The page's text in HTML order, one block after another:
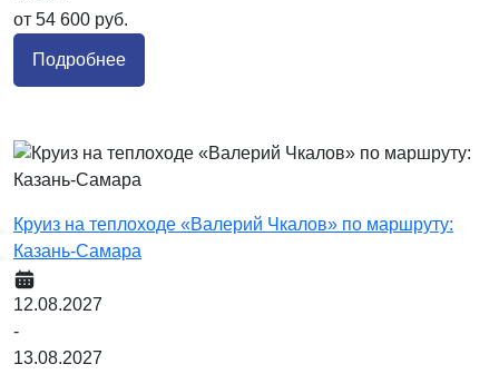
от 54 600 руб.
Подробнее
Круиз на теплоходе «Валерий Чкалов» по маршруту:
Казань-Самара
12.08.2027
-
13.08.2027